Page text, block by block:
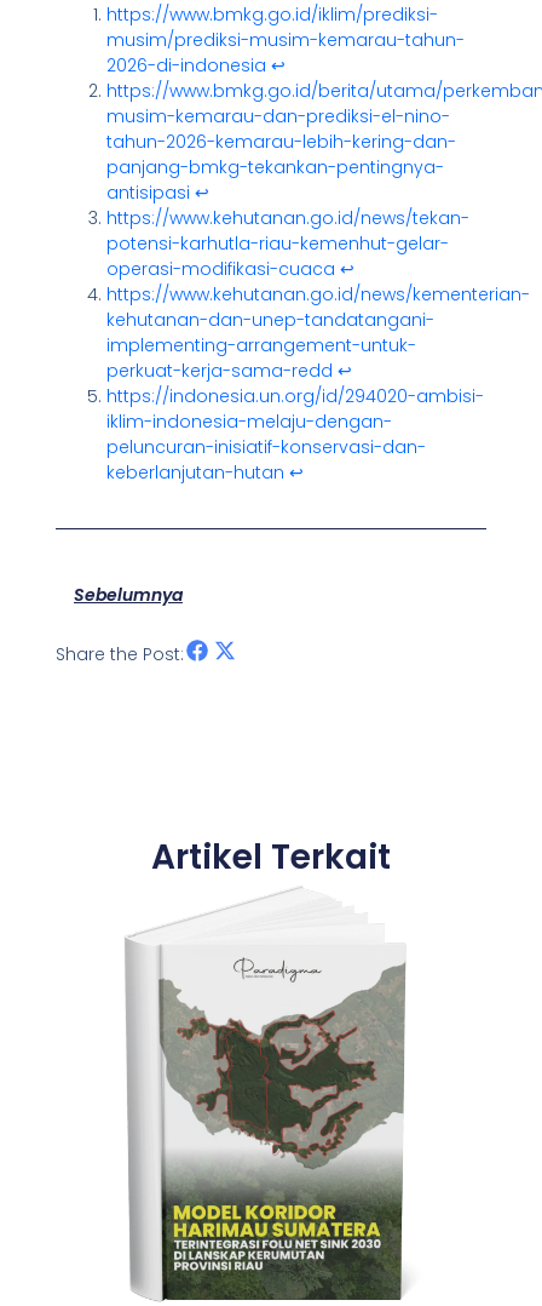
https://www.bmkg.go.id/iklim/prediksi-
musim/prediksi-musim-kemarau-tahun-
2026-di-indonesia ↩︎
https://www.bmkg.go.id/berita/utama/
musim-kemarau-dan-prediksi-el-nino-
tahun-2026-kemarau-lebih-kering-dan-
panjang-bmkg-tekankan-pentingnya-
antisipasi ↩︎
https://www.kehutanan.go.id/news/tekan-
potensi-karhutla-riau-kemenhut-gelar-
operasi-modifikasi-cuaca ↩︎
https://www.kehutanan.go.id/news/kementerian-
kehutanan-dan-unep-tandatangani-
implementing-arrangement-untuk-
perkuat-kerja-sama-redd ↩︎
https://indonesia.un.org/id/294020-ambisi-
iklim-indonesia-melaju-dengan-
peluncuran-inisiatif-konservasi-dan-
keberlanjutan-hutan ↩︎
Sebelumnya
Share the Post:
Artikel Terkait